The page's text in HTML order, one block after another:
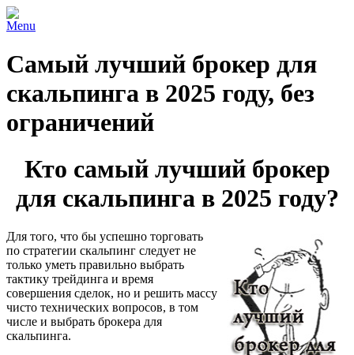
Menu
Самый лучший брокер для
скальпинга в 2025 году, без
ограничений
Кто самый лучший брокер
для скальпинга в 2025 году?
Для того, что бы успешно торговать
по стратегии скальпинг следует не
только уметь правильно выбрать
тактику трейдинга и время
совершения сделок, но и решить массу
чисто технических вопросов, в том
числе и выбрать брокера для
скальпинга.